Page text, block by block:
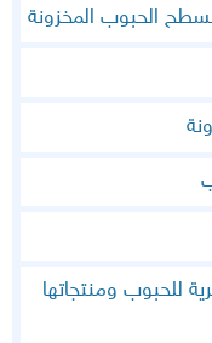
لسطح الحبوب المخزونة
للحبوب ومنتجاتها